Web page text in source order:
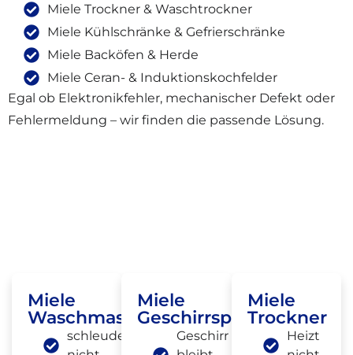
Miele Trockner & Waschtrockner
Miele Kühlschränke & Gefrierschränke
Miele Backöfen & Herde
Miele Ceran- & Induktionskochfelder
Egal ob Elektronikfehler, mechanischer Defekt oder
Fehlermeldung – wir finden die passende Lösung.
Miele
Waschmaschine
schleudert
Miele
Geschirrspüler
Geschirr
Miele
Trockner
Heizt